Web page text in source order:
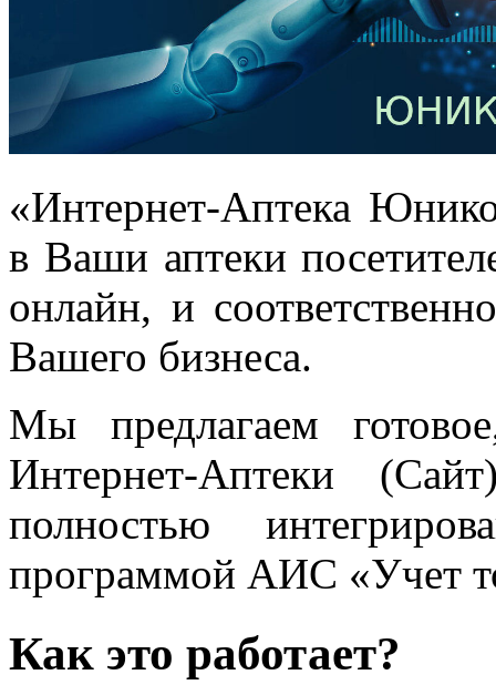
«Интернет-Аптека
в Ваши аптеки
онлайн, и
Вашего бизнеса.
Мы предлагаем
Интернет-Аптеки
полностью
программой АИС «Учет
Как это работает?